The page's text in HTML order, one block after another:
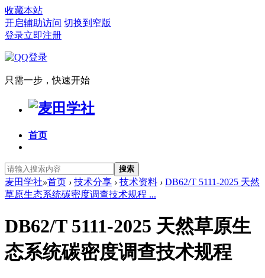
收藏本站
开启辅助访问 切换到窄版
登录立即注册
只需一步，快速开始
首页
搜索
麦田学社»首页 › 技术分享 › 技术资料 › DB62/T 5111-2025 天然
草原生态系统碳密度调查技术规程 ...
DB62/T 5111-2025 天然草原生
态系统碳密度调查技术规程